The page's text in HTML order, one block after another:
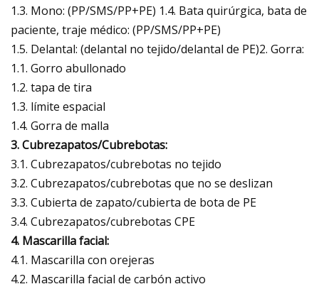
1.3. Mono: (PP/SMS/PP+PE) 1.4. Bata quirúrgica, bata de
paciente, traje médico: (PP/SMS/PP+PE)
1.5. Delantal: (delantal no tejido/delantal de PE)2. Gorra:
1.1. Gorro abullonado
1.2. tapa de tira
1.3. límite espacial
1.4. Gorra de malla
3. Cubrezapatos/Cubrebotas:
3.1. Cubrezapatos/cubrebotas no tejido
3.2. Cubrezapatos/cubrebotas que no se deslizan
3.3. Cubierta de zapato/cubierta de bota de PE
3.4. Cubrezapatos/cubrebotas CPE
4. Mascarilla facial:
4.1. Mascarilla con orejeras
4.2. Mascarilla facial de carbón activo